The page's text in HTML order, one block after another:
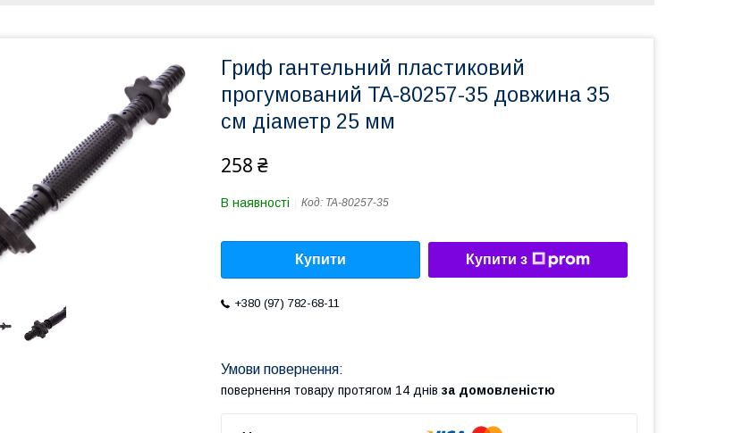
Гриф гантельний пластиковий
прогумований TA-80257-35 довжина 35
см діаметр 25 мм
258 ₴
В наявності Код: TA-80257-35
Купити Купити з
+380 (97) 782-68-11
повернення товару протягом 14 днів за домовленістю